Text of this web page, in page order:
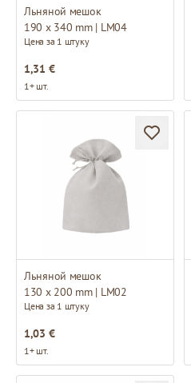
Льняной мешок
190 x 340 mm | LM04
Цена за 1 штуку
1,31 €
1+ шт.
Льняной мешок
130 x 200 mm | LM02
Цена за 1 штуку
1,03 €
1+ шт.